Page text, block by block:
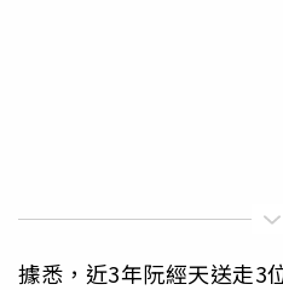
據悉，近3年阮經天送走3